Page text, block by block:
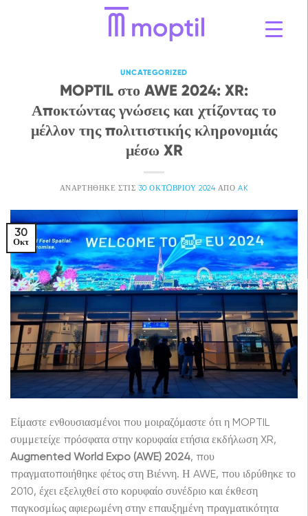
UNCATEGORIZED
MOPTIL στο AWE 2024: XR:
Αποκτώντας γνώσεις και χτίζοντας το
μέλλον της πολιτιστικής κληρονομιάς
μέσω XR
ΑΝΑΡΤΉΘΗΚΕ ΣΤΙΣ 30 ΟΚΤΩΒΡΊΟΥ 2024 ΑΠΌAK
30
Οκτ
Είμαστε ενθουσιασμένοι που μοιραζόμαστε ότι η MOPTIL
συμμετείχε πρόσφατα στην κορυφαία ετήσια εκδήλωση XR,
Augmented World Expo (AWE) 2024, που
πραγματοποιήθηκε φέτος στη Βιέννη. Η AWE, που ιδρύθηκε το
2010, έχει εξελιχθεί στο κορυφαίο συνέδριο και έκθεση
παγκοσμίως αφιερωμένη στην επαυξημένη πραγματικότητα